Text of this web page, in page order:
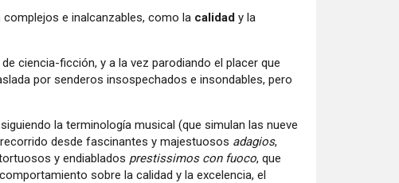
e inalcanzables, como la calidady la
ciencia-ficción, y a la vez parodiando el placer que
por senderos insospechados e insondables, pero
la terminología musical (que simulan las nueve
desde fascinantes y majestuosos adagios,
y endiablados prestissimos con fuoco, que
sobre la calidad y la excelencia, el